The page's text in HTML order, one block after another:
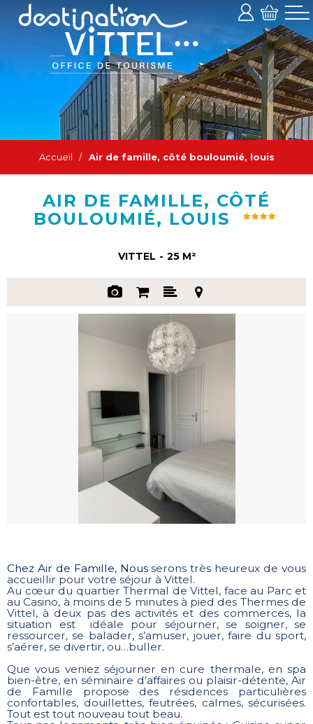
Accueil / Air de famille, côté bouloumié, louis
AIR DE FAMILLE, CÔTÉ
BOULOUMIÉ, LOUIS
VITTEL 25 M²
Chez Air de Famille, Nousserons très heureux de vous
accueillir pour votre séjour à Vittel.
Au cœur du quartier Thermal de Vittel, face au Parc et
au Casino, à moins de 5 minutes à pied des Thermes de
Vittel, à deux pas des activités et des commerces, la
situation est idéale pour séjourner, se soigner, se
ressourcer, se balader, s’amuser, jouer, faire du sport,
s’aérer, se divertir, ou…buller.
Que vous veniez séjourner en cure thermale, en spa
bien-être, en séminaire d’affaires ou plaisir-détente, Air
de Famille propose des résidences particulières
confortables, douillettes, feutrées, calmes, sécurisées.
Tout est tout nouveau tout beau.